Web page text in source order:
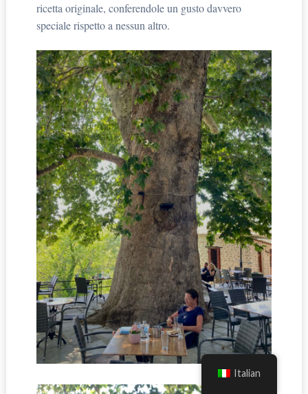
ricetta originale, conferendole un gusto davvero
speciale rispetto a nessun altro.
Italian